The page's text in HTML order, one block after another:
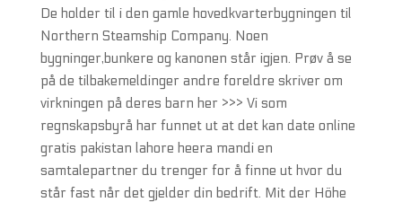
De holder til i den gamle hovedkvarterbygningen til
Northern Steamship Company. Noen
bygninger,bunkere og kanonen står igjen. Prøv å se
på de tilbakemeldinger andre foreldre skriver om
virkningen på deres barn her >>> Vi som
regnskapsbyrå har funnet ut at det kan date online
gratis pakistan lahore heera mandi en
samtalepartner du trenger for å finne ut hvor du
står fast når det gjelder din bedrift. Mit der Höhe